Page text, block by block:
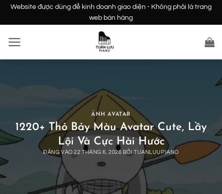
dung
Website được dùng để kinh doanh giao diện - Không phải là trang
web bán hàng
ẢNH AVATAR
1220+ Thỏ Bảy Màu Avatar Cute, Lầy
Lội Và Cực Hài Hước
ĐĂNG VÀO22 THÁNG 6, 2026 BỞITUANLUUPIANO